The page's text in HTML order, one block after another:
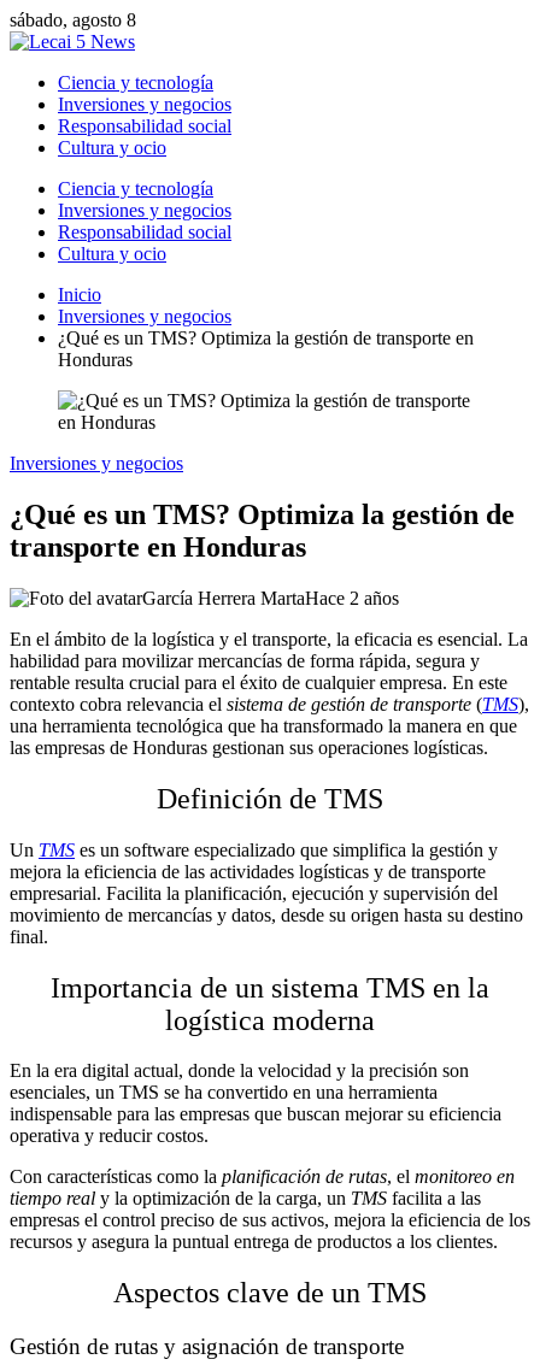
sábado, agosto 8
Ciencia y tecnología
Inversiones y negocios
Responsabilidad social
Cultura y ocio
Ciencia y tecnología
Inversiones y negocios
Responsabilidad social
Cultura y ocio
Inicio
Inversiones y negocios
¿Qué es un TMS? Optimiza la gestión de transporte en
Honduras
Inversiones y negocios
¿Qué es un TMS? Optimiza la gestión de
transporte en Honduras
García Herrera MartaHace 2 años
En el ámbito de la logística y el transporte, la eficacia es esencial. La
habilidad para movilizar mercancías de forma rápida, segura y
rentable resulta crucial para el éxito de cualquier empresa. En este
contexto cobra relevancia el sistema de gestión de transporte (TMS),
una herramienta tecnológica que ha transformado la manera en que
las empresas de Honduras gestionan sus operaciones logísticas.
Definición de TMS
Un TMS es un software especializado que simplifica la gestión y
mejora la eficiencia de las actividades logísticas y de transporte
empresarial. Facilita la planificación, ejecución y supervisión del
movimiento de mercancías y datos, desde su origen hasta su destino
final.
Importancia de un sistema TMS en la
logística moderna
En la era digital actual, donde la velocidad y la precisión son
esenciales, un TMS se ha convertido en una herramienta
indispensable para las empresas que buscan mejorar su eficiencia
operativa y reducir costos.
Con características como la planificación de rutas, el monitoreo en
tiempo real y la optimización de la carga, un TMS facilita a las
empresas el control preciso de sus activos, mejora la eficiencia de los
recursos y asegura la puntual entrega de productos a los clientes.
Aspectos clave de un TMS
Gestión de rutas y asignación de transporte